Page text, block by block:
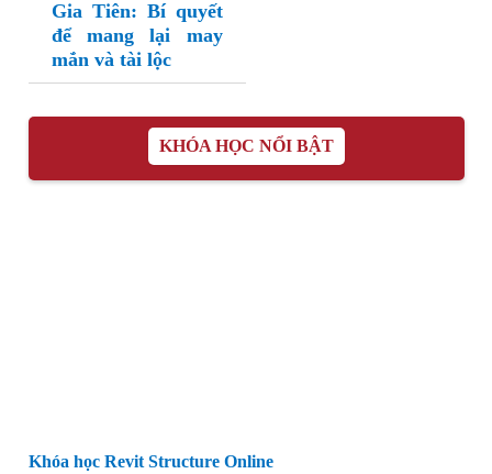
Gia Tiên: Bí quyết
để mang lại may
mắn và tài lộc
KHÓA HỌC NỔI BẬT
Khóa học Revit Structure Online